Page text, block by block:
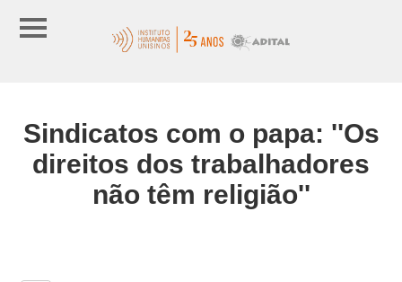
Sindicatos com o papa: ''Os
direitos dos trabalhadores
não têm religião''